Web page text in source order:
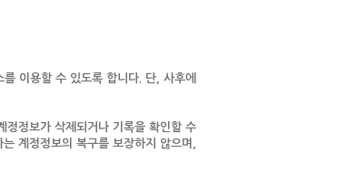
이용할 수 있도록 합니다. 단, 사후에
정정보가 삭제되거나 기록을 확인할 수
계정정보의 복구를 보장하지 않으며,